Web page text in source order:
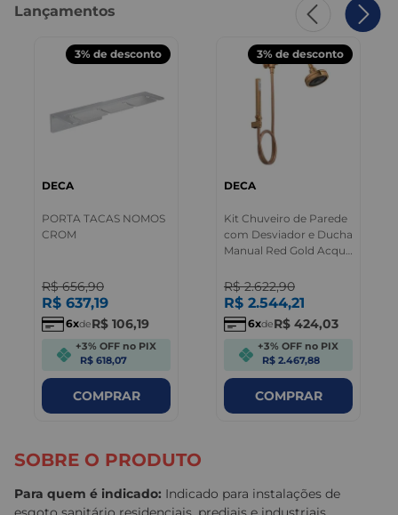
Lançamentos
3% de desconto
DECA
PORTA TACAS NOMOS
CROM
R$ 656,90
R$ 637,19
6 deR$ 106,19
+3% OFF no PIX
R$ 618,07
COMPRAR
3% de desconto
DECA
Kit Chuveiro de Parede
com Desviador e Ducha
Manual Red Gold Acqua
R$ 2.622,90
R$ 2.544,21
6 deR$ 424,03
+3% OFF no PIX
R$ 2.467,88
COMPRAR
SOBRE O PRODUTO
Para quem é indicado: Indicado para instalações de